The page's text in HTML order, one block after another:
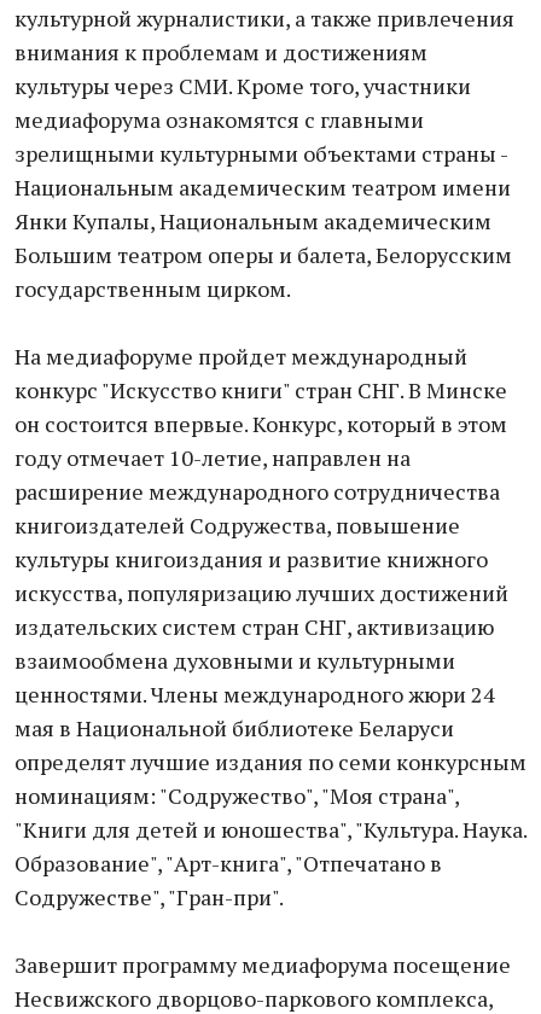
культурной журналистики, а также привлечения
внимания к проблемам и достижениям
культуры через СМИ. Кроме того, участники
медиафорума ознакомятся с главными
зрелищными культурными объектами страны -
Национальным академическим театром имени
Янки Купалы, Национальным академическим
Большим театром оперы и балета, Белорусским
государственным цирком.
На медиафоруме пройдет международный
конкурс "Искусство книги" стран СНГ. В Минске
он состоится впервые. Конкурс, который в этом
году отмечает 10-летие, направлен на
расширение международного сотрудничества
книгоиздателей Содружества, повышение
культуры книгоиздания и развитие книжного
искусства, популяризацию лучших достижений
издательских систем стран СНГ, активизацию
взаимообмена духовными и культурными
ценностями. Члены международного жюри 24
мая в Национальной библиотеке Беларуси
определят лучшие издания по семи конкурсным
номинациям: "Содружество", "Моя страна",
"Книги для детей и юношества", "Культура. Наука.
Образование", "Арт-книга", "Отпечатано в
Содружестве", "Гран-при".
Завершит программу медиафорума посещение
Несвижского дворцово-паркового комплекса,